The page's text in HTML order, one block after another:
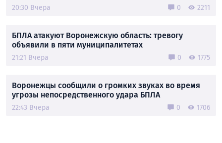
20:30 Вчера 0 2211
БПЛА атакуют Воронежскую область: тревогу
объявили в пяти муниципалитетах
21:21 Вчера 0 1775
Воронежцы сообщили о громких звуках во время
угрозы непосредственного удара БПЛА
22:43 Вчера 0 1706